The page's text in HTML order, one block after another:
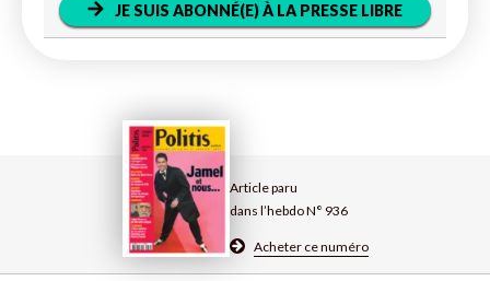
Article paru
dans l’hebdo N° 936
Acheter ce numéro
JE SUIS ABONNÉ(E) À LA PRESSE LIBRE